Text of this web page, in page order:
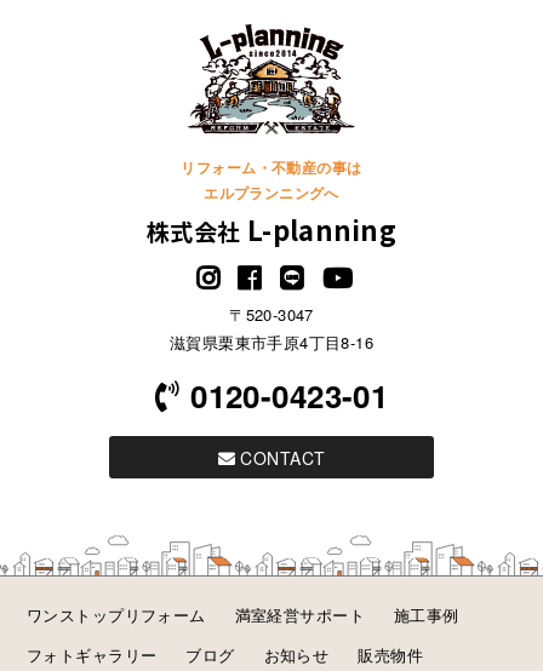
リフォーム・不動産の事は
エルプランニングへ
株式会社 L-planning
〒520-3047
滋賀県栗東市手原4丁目8-16
0120-0423-01
CONTACT
ワンストップリフォーム 満室経営サポート
施工事例
フォトギャラリー
ブログ お知らせ 販売物件